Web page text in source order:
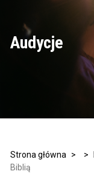
Audycje
Strona główna > >
Biblią